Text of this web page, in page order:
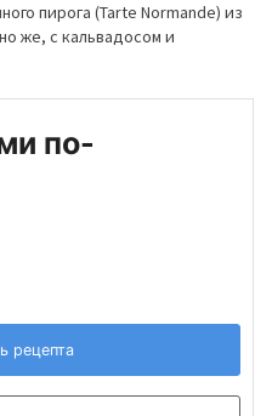
пирога (Tarte Normande) из
же, с кальвадосом и
по-
рецепта